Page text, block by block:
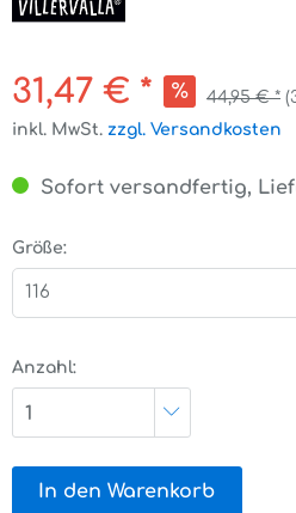
31,47 € * 44,95 € *
inkl. MwSt. zzgl. Versandkosten
Sofort versandfertig,
Größe:
116
Anzahl:
1
In den Warenkorb